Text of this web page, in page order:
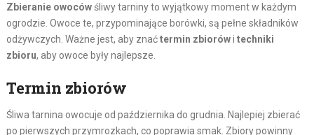
Zbieranie owocówśliwy tarniny to wyjątkowy moment w każdym
ogrodzie. Owoce te, przypominające borówki, są pełne składników
odżywczych. Ważne jest, aby znaćtermin zbiorówi techniki
zbioru, aby owoce były najlepsze.
Termin zbiorów
Śliwa tarnina owocuje od października do grudnia. Najlepiej zbierać
po pierwszych przymrozkach, co poprawia smak. Zbiory powinny